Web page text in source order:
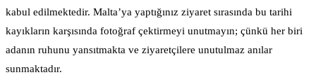
kabul edilmektedir. Malta’ya yaptığınız ziyaret sırasında bu tarihi
kayıkların karşısında fotoğraf çektirmeyi unutmayın; çünkü her biri
adanın ruhunu yansıtmakta ve ziyaretçilere unutulmaz anılar
sunmaktadır.